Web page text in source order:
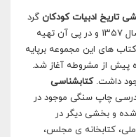
تاریخ ادبیات کودکان گرد
های این مجموعه برپایه
پیش از مشروطه آغاز شد.
داشت.کتابشناسی
چاپ سنگی موجود در
در سال ۱۳۷۶ منتشر شده و بخشی دیگر در
کتابخانه ی مجلس،